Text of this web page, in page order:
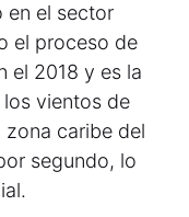
en el sector
el proceso de
el 2018 y es la
vientos de
zona caribe del
segundo, lo